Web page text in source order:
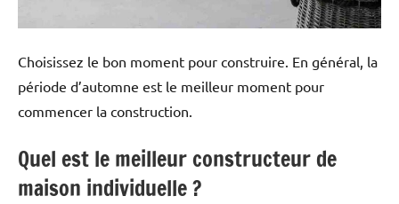
Choisissez le bon moment pour construire. En général, la
période d’automne est le meilleur moment pour
commencer la construction.
Quel est le meilleur constructeur de
maison individuelle ?